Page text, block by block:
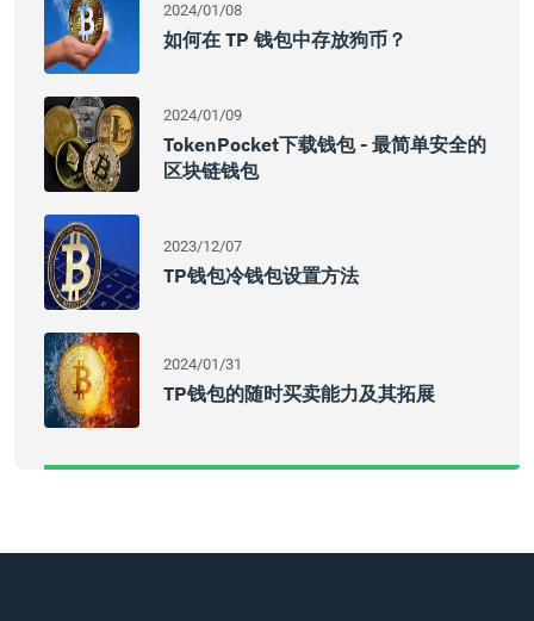
2024/01/08
如何在 TP 钱包中存放狗币？
2024/01/09
TokenPocket下载钱包 - 最简单安全的
区块链钱包
2023/12/07
TP钱包冷钱包设置方法
2024/01/31
TP钱包的随时买卖能力及其拓展